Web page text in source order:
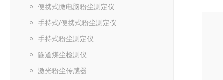
便携式微电脑粉尘测定仪
手持式/便携式粉尘测定仪
手持式粉尘测定仪
隧道煤尘检测仪
激光粉尘传感器